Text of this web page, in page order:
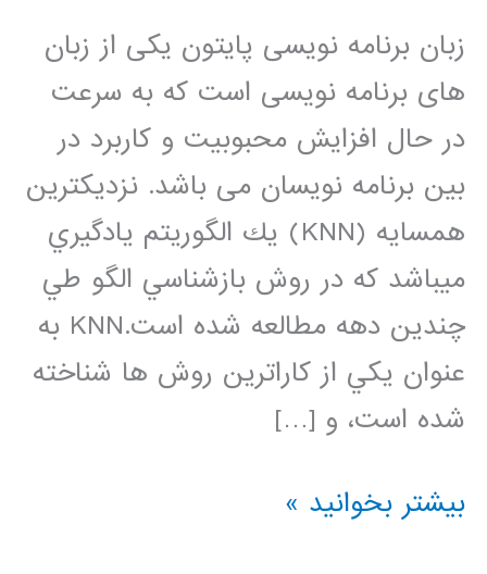
زبان برنامه نویسی پایتون یکی از زبان
های برنامه نویسی است که به سرعت
در حال افزایش محبوبیت و کاربرد در
بین برنامه نویسان می باشد. نزديكترين
همسايه (KNN) يك الگوريتم يادگيري
ميباشد كه در روش بازشناسي الگو طي
چندين دهه مطالعه شده است.KNN به
عنوان يكي از كاراترين روش ها شناخته
شده است، و […]
دسته
بیشتر بخوانید »